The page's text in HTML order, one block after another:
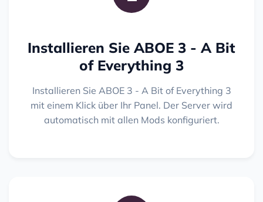
Installieren Sie ABOE 3 - A Bit
of Everything 3
Installieren Sie ABOE 3 - A Bit of Everything 3
mit einem Klick über Ihr Panel. Der Server wird
automatisch mit allen Mods konfiguriert.